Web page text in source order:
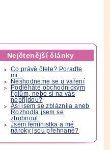
Nejčtenější články
Co právě čtete? Poraďte
mi...
Neshodneme se u vaření
Podléháte obchodnickým
fíglům, nebo si na vás
nepřijdou?
Asi jsem se zbláznila aneb
Rozhodla jsem se
zhubnout.
Jsem feministka a mé
nároky jsou přehnané?